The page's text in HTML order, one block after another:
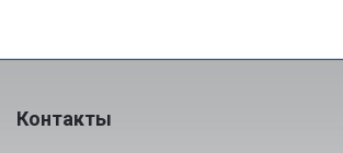
Контакты